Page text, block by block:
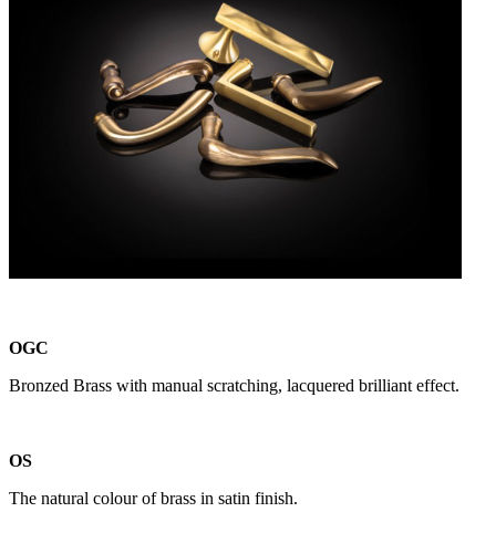
OGC
Bronzed Brass with manual scratching, lacquered brilliant effect.
OS
The natural colour of brass in satin finish.